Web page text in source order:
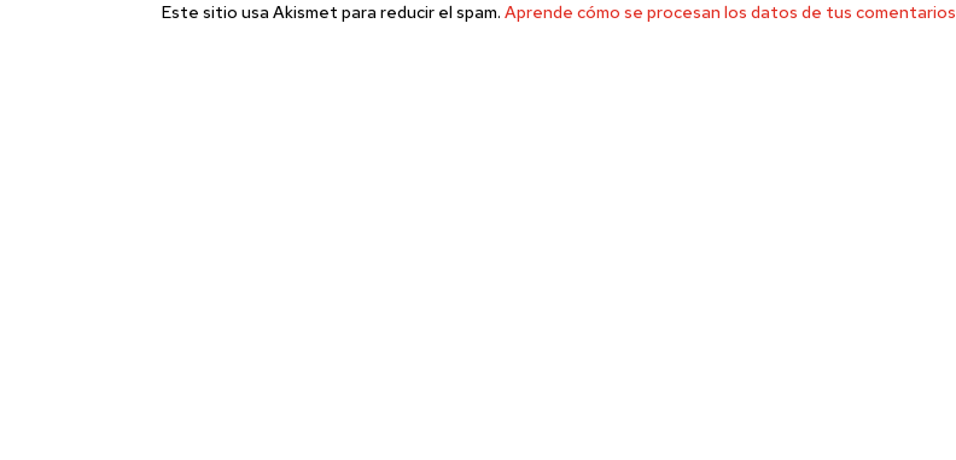
Este sitio usa Akismet para reducir el spam.Aprende cómo se procesan los datos de tus